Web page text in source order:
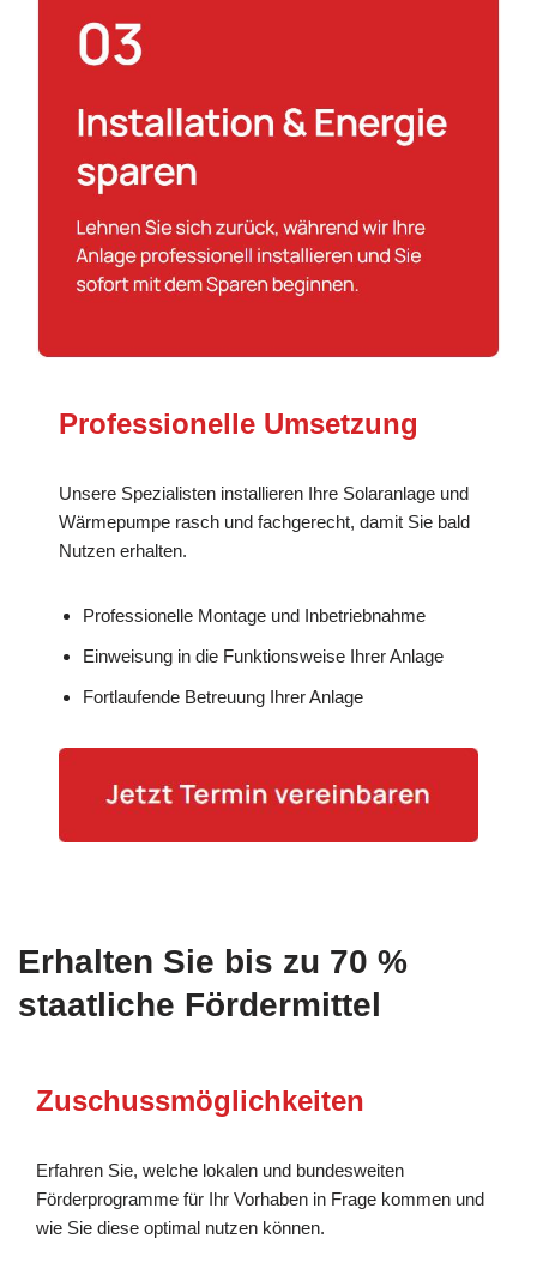
Professionelle Umsetzung
Unsere Spezialisten installieren Ihre Solaranlage und
Wärmepumpe rasch und fachgerecht, damit Sie bald
Nutzen erhalten.
Professionelle Montage und Inbetriebnahme
Einweisung in die Funktionsweise Ihrer Anlage
Fortlaufende Betreuung Ihrer Anlage
Erhalten Sie bis zu 70 %
staatliche Fördermittel
Zuschussmöglichkeiten
Erfahren Sie, welche lokalen und bundesweiten
Förderprogramme für Ihr Vorhaben in Frage kommen und
wie Sie diese optimal nutzen können.